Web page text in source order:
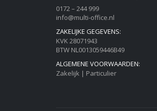
0172 – 244 999
info@multi-office.nl
ZAKELIJKE GEGEVENS:
KVK 28071943
BTW NL0013059446B49
ALGEMENE VOORWAARDEN:
Zakelijk | Particulier